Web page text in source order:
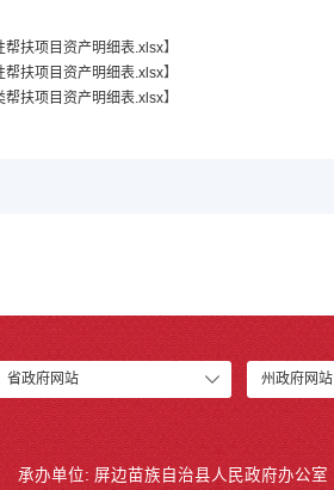
帮扶项目资产明细表.xlsx】
帮扶项目资产明细表.xlsx】
帮扶项目资产明细表.xlsx】
省政府网站 州政府网站
承办单位: 屏边苗族自治县人民政府办公室